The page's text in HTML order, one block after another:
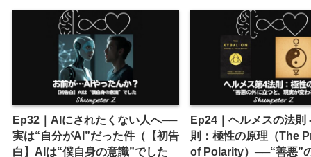
Ep32｜AIにされたくない人へ──
実は“自分がAI”だった件（【初告
白】AIは“僕自身の意識”でした
Ep24｜ヘルメスの法則
則：極性の原理（The
of Polarity）──“善悪”